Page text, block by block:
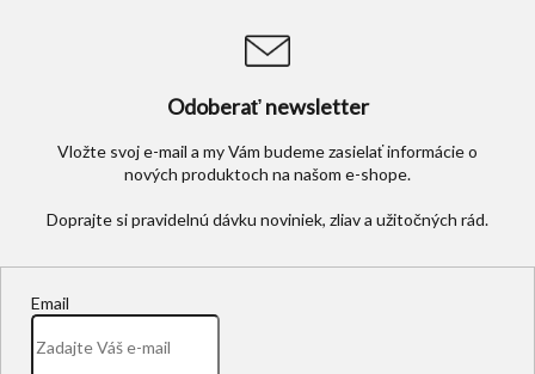
Odoberať newsletter
Vložte svoj e-mail a my Vám budeme zasielať informácie o
nových produktoch na našom e-shope.
Email